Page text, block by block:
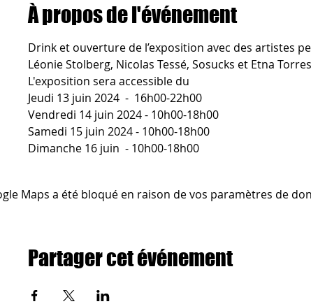
À propos de l'événement
Drink et ouverture de l’exposition avec des artistes
Léonie Stolberg, Nicolas Tessé, Sosucks et Etna
L'exposition sera accessible du
Jeudi 13 juin 2024  -  16h00-22h00
Vendredi 14 juin 2024 - 10h00-18h00
Samedi 15 juin 2024 - 10h00-18h00
Dimanche 16 juin  - 10h00-18h00
Maps a été bloqué en raison de vos paramètres de
Partager cet événement